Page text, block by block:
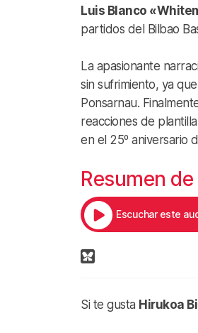
Luis Blanco
partidos del Bilbao
La apasionante
sin sufrimiento, ya
Ponsarnau.
reacciones de
en el 25º aniversario
Resumen
Escuchar este
Si te gusta Hirukoa